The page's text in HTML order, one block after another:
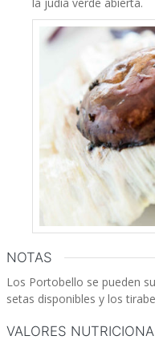
NOTAS
Los Portobello se pueden
setas disponibles y los
VALORES